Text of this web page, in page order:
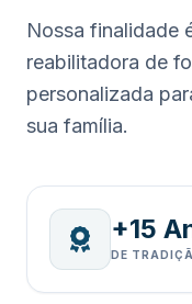
Nossa finalidade
reabilitadora de
personalizada
sua família.
+15
DE